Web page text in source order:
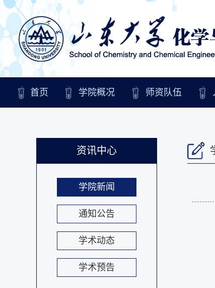
首页 学院概况 师资队伍
资讯中心
学院新闻
通知公告
学术动态
学术预告